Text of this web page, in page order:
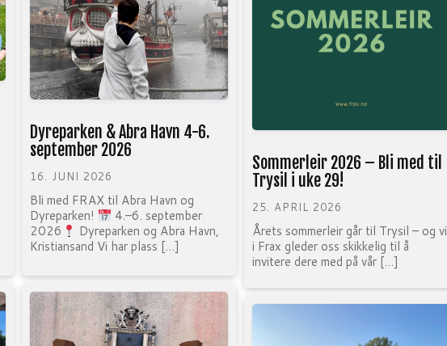
Dyreparken & Abra Havn 4-6.
september 2026
16. JUNI 2026
Bli med FRAX til Abra Havn og
Dyreparken!
4.–6. september
2026
Dyreparken og Abra Havn,
Kristiansand Vi har plass […]
Sommerleir 2026 – Bli med til
Trysil i uke 29!
25. APRIL 2026
Årets sommerleir går til Trysil – og vi
i Frax gleder oss skikkelig til å
invitere dere med på vår […]